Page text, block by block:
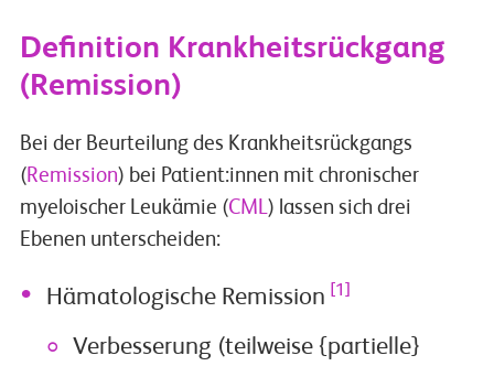
Definition Krankheitsrückgang
(Remission)
Bei der Beurteilung des Krankheitsrückgangs
( Remission) bei Patient:innen mit chronischer
myeloischer Leukämie (CML) lassen sich drei
Ebenen unterscheiden:
Hämatologische Remission [1]
Verbesserung (teilweise {partielle}